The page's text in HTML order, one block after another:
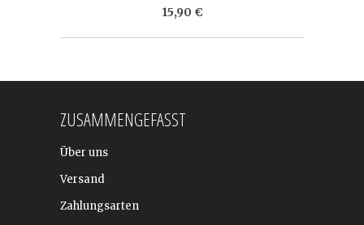
15,90 €
ZUSAMMENGEFASST
Über uns
Versand
Zahlungsarten